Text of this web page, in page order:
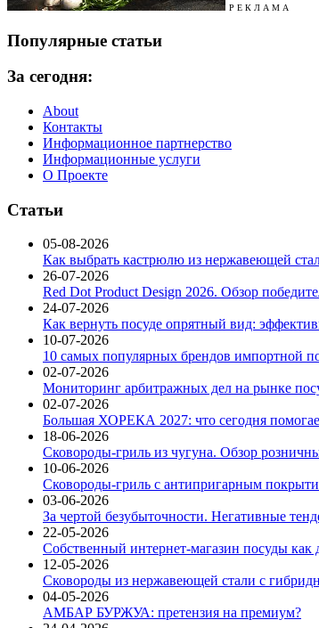
Р Е К Л А М А
Популярные статьи
За сегодня:
About
Контакты
Информационное партнерство
Информационные услуги
О Проекте
Статьи
05-08-2026
Как выбрать кастрюлю из нержавеющей
26-07-2026
Red Dot Product Design 2026. Обзор
24-07-2026
Как вернуть посуде опрятный вид:
10-07-2026
10 самых популярных брендов импортной
02-07-2026
Мониторинг арбитражных дел на рынке
02-07-2026
Большая ХОРЕКА 2027: что сегодня
18-06-2026
Сковороды-гриль из чугуна. Обзор
10-06-2026
Сковороды-гриль с антипригарным
03-06-2026
За чертой безубыточности. Негативные
22-05-2026
Собственный интернет-магазин посуды как
12-05-2026
Сковороды из нержавеющей стали с
04-05-2026
АМБАР БУРЖУА: претензия на премиум?